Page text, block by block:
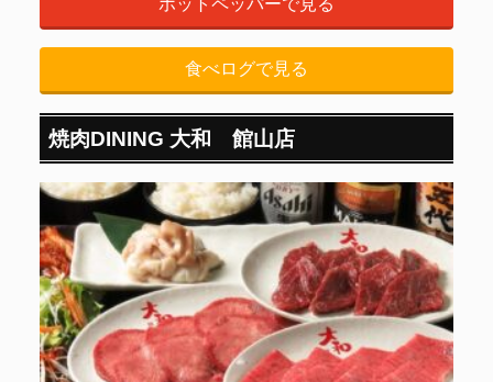
ホットペッパーで見る
食べログで見る
焼肉DINING 大和 館山店